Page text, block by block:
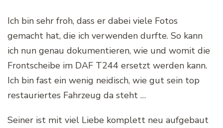
Ich bin sehr froh, dass er dabei viele Fotos
gemacht hat, die ich verwenden durfte. So kann
ich nun genau dokumentieren, wie und womit die
Frontscheibe im DAF T244 ersetzt werden kann.
Ich bin fast ein wenig neidisch, wie gut sein top
restauriertes Fahrzeug da steht …
Seiner ist mit viel Liebe komplett neu aufgebaut